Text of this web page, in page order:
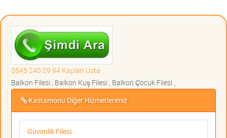
0545 240 09 94 Kaplan Usta
Balkon Filesi , Balkon Kuş Filesi , Balkon Çocuk Filesi ,
Kastamonu Diğer Hizmetlerimiz
Güvenlik Filesi